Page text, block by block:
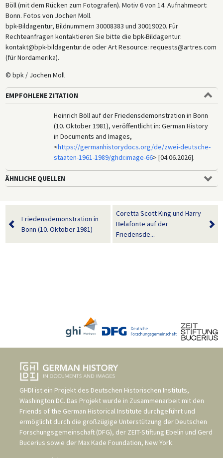
Böll (mit dem Rücken zum Fotografen). Motiv 6 von 14. Aufnahmeort:
Bonn. Fotos von Jochen Moll.
bpk-Bildagentur, Bildnummern 30008383 und 30019020. Für
Rechteanfragen kontaktieren Sie bitte die bpk-Bildagentur:
kontakt@bpk-bildagentur.de oder Art Resource: requests@artres.com
(für Nordamerika).
© bpk / Jochen Moll
EMPFOHLENE ZITATION
Heinrich Böll auf der Friedensdemonstration in Bonn
(10. Oktober 1981), veröffentlicht in: German History
in Documents and Images,
<https://germanhistorydocs.org/de/zwei-deutsche-
staaten-1961-1989/ghdi:image-66> [04.06.2026].
ÄHNLICHE QUELLEN
Friedensdemonstration in
Bonn (10. Oktober 1981)
Coretta Scott King und Harry
Belafonte auf der
Friedensde...
GHDI ist ein Projekt des Deutschen Historischen Instituts,
Washington DC. Das Projekt wurde in Zusammenarbeit mit den
Friends of the German Historical Institute durchgeführt und
ermöglicht durch die großzügige Unterstützung der Deutschen
Forschungsgemeinschaft (DFG), der ZEIT-Stiftung Ebelin und Gerd
Bucerius sowie der Max Kade Foundation, New York.